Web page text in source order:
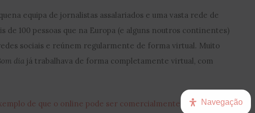
equipa de jornalistas assalariados e uma vasta rede de
de 100 pessoas que na Europa (e alguns noutros continentes)
sociais e reúnem regularmente de forma virtual. Muito
dia já trabalhava de forma completamente virtual, com
de que o online pode ser comercialmente rentável. Qual
Navegação